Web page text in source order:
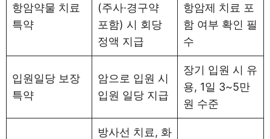
항암약물 치료
특약
(주사·경구약
포함) 시 회당
정액 지급
항암제 치료 포
함 여부 확인 필
수
입원일당 보장
특약
암으로 입원 시
입원 일당 지급
장기 입원 시 유
용, 1일 3~5만
원 수준
방사선 치료, 화